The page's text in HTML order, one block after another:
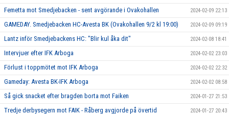
Femetta mot Smedjebacken - sent avgörande i Ovakohallen 2024-02-09 22:13
GAMEDAY. Smedjebacken HC-Avesta BK (Ovakohallen 9/2 kl 19:00) 2024-02-09 09:19
Lantz inför Smedjebackens HC: "Blir kul åka dit" 2024-02-08 18:41
Intervjuer efter IFK Arboga 2024-02-02 23:03
Förlust i toppmötet mot IFK Arboga 2024-02-02 22:32
Gameday: Avesta BK-IFK Arboga 2024-02-02 08:58
Så gick snacket efter bragden borta mot Faiken 2024-01-27 21:53
Tredje derbysegern mot FAIK - Råberg avgjorde på övertid 2024-01-27 20:43